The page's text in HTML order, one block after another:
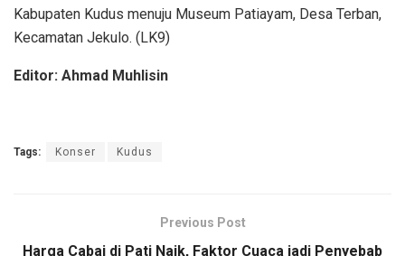
Kabupaten Kudus menuju Museum Patiayam, Desa Terban,
Kecamatan Jekulo. (LK9)
Editor: Ahmad Muhlisin
Tags: Konser Kudus
Previous Post
Harga Cabai di Pati Naik, Faktor Cuaca jadi Penyebab